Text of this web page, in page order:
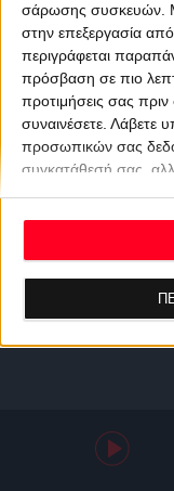
σάρωσης συσκευών.
στην επεξεργασία
περιγράφεται
πρόσβαση σε πιο
προτιμήσεις σας πριν
συναινέσετε. Λάβετε
προσωπικών σας
συγκατάθεσή σας,
ανακαλέσετε τη
επιστρέφοντας σε
κουμπί "Απορρήτου"